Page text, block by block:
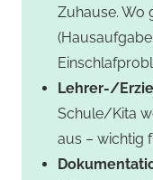
Zuhause. Wo
Lehrer-/
Schule/Kita
aus – wichtig